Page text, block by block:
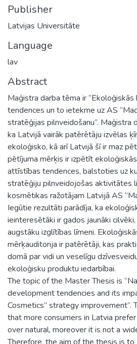
Publisher
Latvijas Universitāte
Language
lav
Abstract
Maģistra darba tēma ir
tendences un to ietekme uz AS
stratēģijas pilnveidošanu”. Maģistra
ka Latvijā vairāk patērētāju izvēlas
ekoloģisko, kā arī Latvijā šī ir maz
pētījuma mērķis ir izpētīt
attīstības tendences, balstoties uz
stratēģiju pilnveidojošas aktivitātes
kosmētikas ražotājam Latvijā AS
Iegūtie rezultāti parādīja, ka
ieinteresētāki ir gados jaunāki
augstāku izglītības līmeni.
mērķauditorija ir patērētāji, kas
domā par vidi un veselīgu
ekoloģisku produktu iedarbībai.
The topic of the Master Thesis is
development tendencies and its
Cosmetics” strategy improvement”.
that more consumers in Latvia
over natural, moreover it is not a